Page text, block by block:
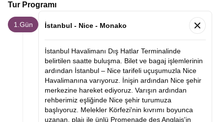
Tur Programı
1.Gün İstanbul - Nice - Monako
İstanbul Havalimanı Dış Hatlar Terminalinde
belirtilen saatte buluşma. Bilet ve bagaj işlemlerinin
ardından İstanbul – Nice tarifeli uçuşumuzla Nice
Havalimanına varıyoruz. İnişin ardından Nice şehir
merkezine hareket ediyoruz. Varışın ardından
rehberimiz eşliğinde Nice şehir turumuza
başlıyoruz. Melekler Körfezi'nin kıvrımı boyunca
uzanan, plajı ile ünlü Promenade des Anglais'in